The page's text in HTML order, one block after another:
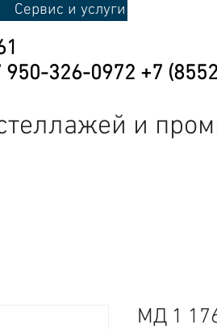
Сервис и услуги
326-0972 +7
и
МД 1